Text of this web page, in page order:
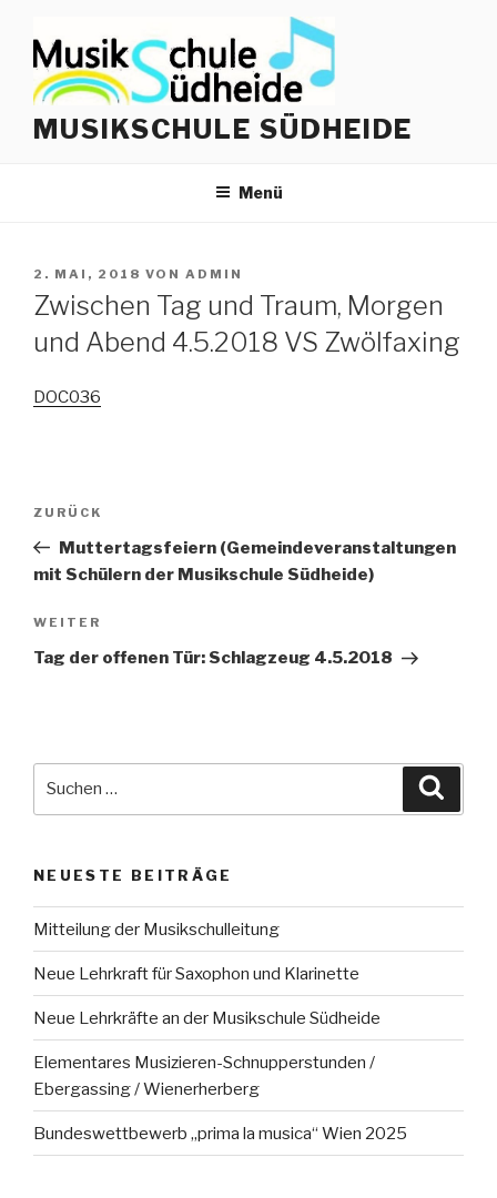
Inhalt
springen
MUSIKSCHULE SÜDHEIDE
Menü
VERÖFFENTLICHT
AM
2. MAI, 2018 VON ADMIN
Zwischen Tag und Traum, Morgen
und Abend 4.5.2018 VS Zwölfaxing
DOC036
Beitrags-
Vorheriger
Beitrag
ZURÜCK
Muttertagsfeiern (Gemeindeveranstaltungen
mit Schülern der Musikschule Südheide)
Nächster
Beitrag
WEITER
Tag der offenen Tür: Schlagzeug 4.5.2018
NEUESTE BEITRÄGE
Mitteilung der Musikschulleitung
Neue Lehrkraft für Saxophon und Klarinette
Neue Lehrkräfte an der Musikschule Südheide
Elementares Musizieren-Schnupperstunden /
Ebergassing / Wienerherberg
Bundeswettbewerb „prima la musica“ Wien 2025